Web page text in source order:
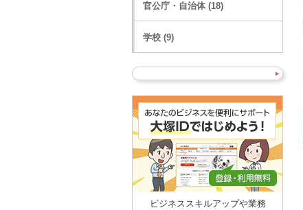
官公庁・自治体 (18)
学校 (9)
ビジネススキルアップや業務